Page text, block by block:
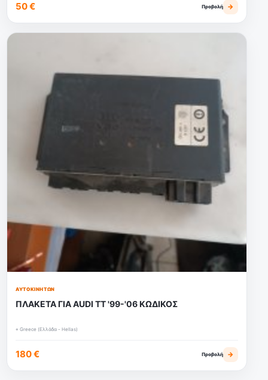
50 € Προβολή →
ΑΥΤΟΚΙΝΉΤΩΝ
ΠΛΑΚΕΤΑ ΓΙΑ AUDI TT '99-'06 ΚΩΔΙΚΟΣ
⌖ Greece (Ελλάδα - Hellas)
180 € Προβολή →